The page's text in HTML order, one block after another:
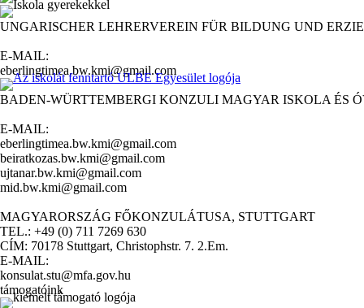
UNGARISCHER LEHRERVEREIN FÜR BILDUNG UND
E-MAIL:
eberlingtimea.bw.kmi@gmail.com
BADEN-WÜRTTEMBERGI KONZULI MAGYAR ISKOLA ÉS
E-MAIL:
eberlingtimea.bw.kmi@gmail.com
beiratkozas.bw.kmi@gmail.com
ujtanar.bw.kmi@gmail.com
mid.bw.kmi@gmail.com
MAGYARORSZÁG FŐKONZULÁTUSA, STUTTGART
TEL.: +49 (0) 711 7269 630
CÍM: 70178 Stuttgart, Christophstr. 7. 2.Em.
E-MAIL:
konsulat.stu@mfa.gov.hu
támogatóink